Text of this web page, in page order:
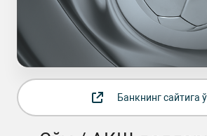
Банкнинг сайтига